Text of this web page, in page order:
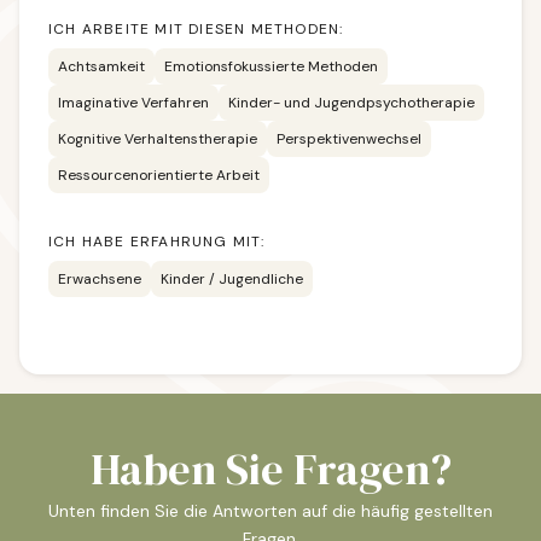
ICH ARBEITE MIT DIESEN METHODEN:
Achtsamkeit
Emotionsfokussierte Methoden
Imaginative Verfahren
Kinder- und Jugendpsychotherapie
Kognitive Verhaltenstherapie
Perspektivenwechsel
Ressourcenorientierte Arbeit
ICH HABE ERFAHRUNG MIT:
Erwachsene
Kinder / Jugendliche
Haben Sie Fragen?
Unten finden Sie die Antworten auf die häufig gestellten